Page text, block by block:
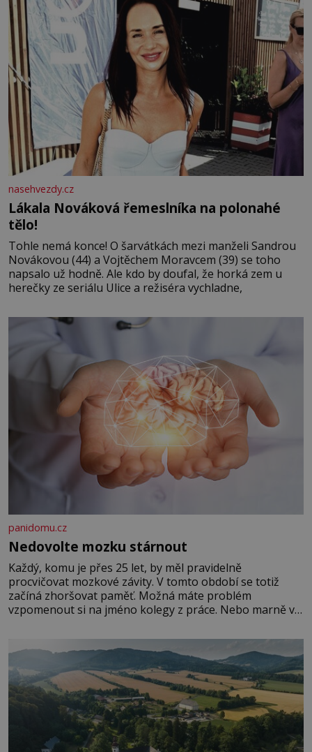
nasehvezdy.cz
Lákala Nováková řemeslníka na polonahé
tělo!
Tohle nemá konce! O šarvátkách mezi manželi Sandrou
Novákovou (44) a Vojtěchem Moravcem (39) se toho
napsalo už hodně. Ale kdo by doufal, že horká zem u
herečky ze seriálu Ulice a režiséra vychladne,
panidomu.cz
Nedovolte mozku stárnout
Každý, komu je přes 25 let, by měl pravidelně
procvičovat mozkové závity. V tomto období se totiž
začíná zhoršovat paměť. Možná máte problém
vzpomenout si na jméno kolegy z práce. Nebo marně v
Je to opravdu tak, s věkem jako kdyby se paměť
rozhodla stávkovat. Cvičte